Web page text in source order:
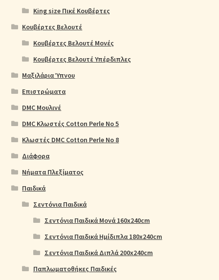
King size Πικέ Κουβέρτες
Κουβέρτες Βελουτέ
Κουβέρτες Βελουτέ Μονές
Κουβέρτες Βελουτέ Υπέρδιπλες
Μαξιλάρια Ύπνου
Επιστρώματα
DMC Μουλινέ
DMC Κλωστές Cotton Perle No 5
Κλωστές DMC Cotton Perle No 8
Διάφορα
Νήματα Πλεξίματος
Παιδικά
Σεντόνια Παιδικά
Σεντόνια Παιδικά Μονά 160x240cm
Σεντόνια Παιδικά Ημίδιπλα 180x240cm
Σεντόνια Παιδικά Διπλά 200x240cm
Παπλωματοθήκες Παιδικές